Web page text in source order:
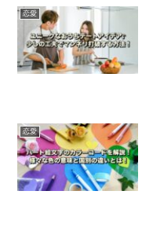
恋愛
恋愛